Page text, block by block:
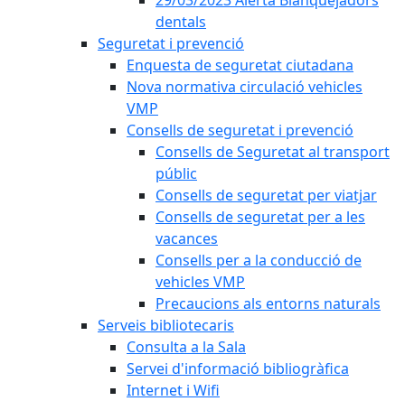
dentals
Seguretat i prevenció
Enquesta de seguretat ciutadana
Nova normativa circulació vehicles
VMP
Consells de seguretat i prevenció
Consells de Seguretat al transport
públic
Consells de seguretat per viatjar
Consells de seguretat per a les
vacances
Consells per a la conducció de
vehicles VMP
Precaucions als entorns naturals
Serveis bibliotecaris
Consulta a la Sala
Servei d'informació bibliogràfica
Internet i Wifi